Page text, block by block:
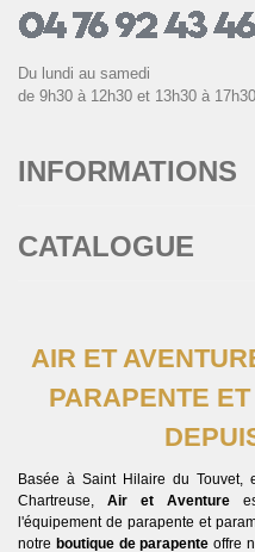
Du lundi au samedi
de 9h30 à 12h30 et 13h30 à 17h30
INFORMATIONS
CATALOGUE
AIR ET
PARAPENTE
Basée à Saint Hilaire du Touvet,
Chartreuse, Air et Aventure
l'équipement de parapente et
notre boutique de parapente offre